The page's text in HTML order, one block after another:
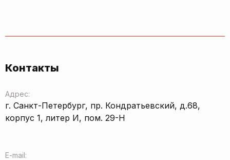
Контакты
Адрес:
г. Санкт-Петербург, пр. Кондратьевский, д.68,
корпус 1, литер И, пом. 29-Н
E-mail: